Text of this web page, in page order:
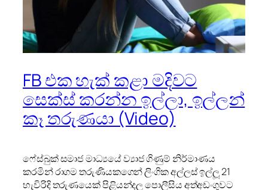
FB එක හැක් කළා මදිවට
සෙක්ස් කරන්න ඉල්ලා, ඉල්ලන්
කෑ තරුණයා (Video)
ෆේස්බුක් සමාජ මාධ්‍යයේ ව්‍යාජ ගිණුම් නිර්මාණය
කරමින් රාගම තරුණියකගෙන් ලිංගික අල්ලස් ඉල්ලූ 21
හැවිරිදි තරුණයෙක් පිළියන්දල පොලීසිය අත්අඩංගුවට